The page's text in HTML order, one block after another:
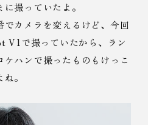
撮っていたよ。
カメラを変えるけど、今回
V1で撮っていたから、ラン
ケハンで撮ったものもけっこ
。